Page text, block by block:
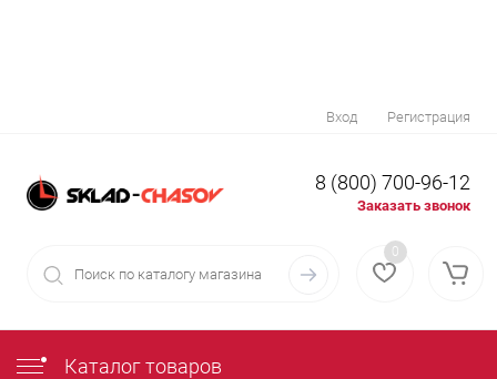
Вход Регистрация
8 (800) 700-96-12
Заказать звонок
0
Каталог товаров